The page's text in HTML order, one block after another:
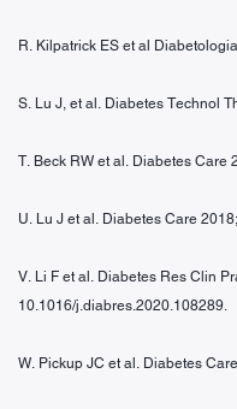
R. Kilpatrick ES et al
S. Lu J, et al. Diabetes Technol
T. Beck RW et al. Diabetes Care
U. Lu J et al. Diabetes Care
V. Li F et al. Diabetes Res Clin
10.1016/j.diabres.2020.108289.
W. Pickup JC et al. Diabetes